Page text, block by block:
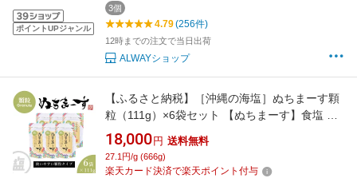
ポイントUPジャンル
3個
4.79(256件)
12時までの注文で当日出荷
ALWAYショップ
【ふるさと納税】［沖縄の海塩］ぬちまーす顆
粒（111g）×6袋セット 【ぬちまーす】食塩 塩
調味料 食卓塩 顆粒 シーソルト 人気返礼品 海塩
沖縄 うるま市 果報バンタ
18,000 円 送料無料
27.1円/g (666g)
楽天カード決済で楽天ポイント付与